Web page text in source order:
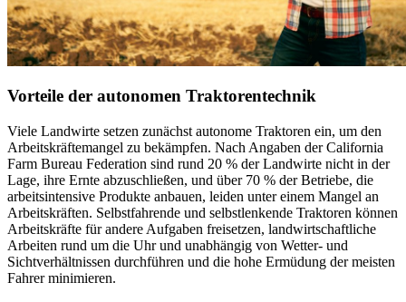
Vorteile der autonomen Traktorentechnik
Viele Landwirte setzen zunächst autonome Traktoren ein, um den
Arbeitskräftemangel zu bekämpfen. Nach Angaben der California
Farm Bureau Federation sind rund 20 % der Landwirte nicht in der
Lage, ihre Ernte abzuschließen, und über 70 % der Betriebe, die
arbeitsintensive Produkte anbauen, leiden unter einem Mangel an
Arbeitskräften. Selbstfahrende und selbstlenkende Traktoren können
Arbeitskräfte für andere Aufgaben freisetzen, landwirtschaftliche
Arbeiten rund um die Uhr und unabhängig von Wetter- und
Sichtverhältnissen durchführen und die hohe Ermüdung der meisten
Fahrer minimieren.